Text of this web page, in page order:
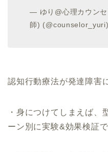
— ゆり@心理カウン
師)
認知行動療法が発達障害
・身につけてしまえば、
ーン別に実験&効果検証